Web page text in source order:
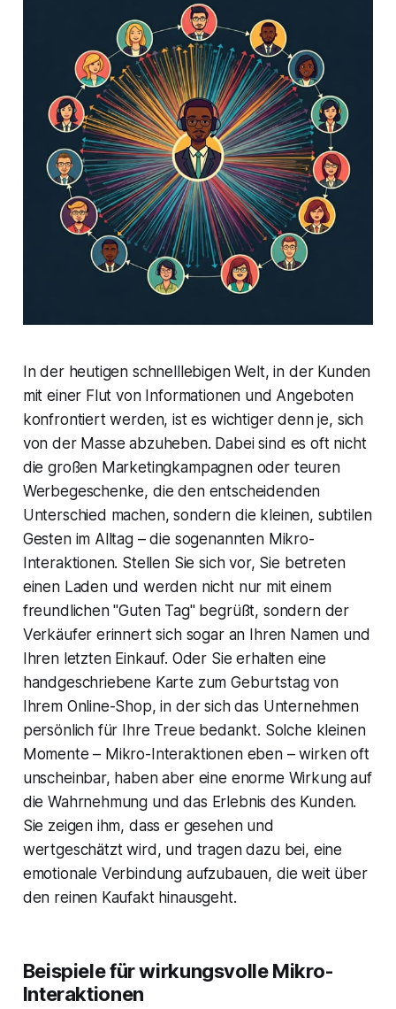
In der heutigen schnelllebigen Welt, in der Kunden
mit einer Flut von Informationen und Angeboten
konfrontiert werden, ist es wichtiger denn je, sich
von der Masse abzuheben. Dabei sind es oft nicht
die großen Marketingkampagnen oder teuren
Werbegeschenke, die den entscheidenden
Unterschied machen, sondern die kleinen, subtilen
Gesten im Alltag – die sogenannten Mikro-
Interaktionen. Stellen Sie sich vor, Sie betreten
einen Laden und werden nicht nur mit einem
freundlichen "Guten Tag" begrüßt, sondern der
Verkäufer erinnert sich sogar an Ihren Namen und
Ihren letzten Einkauf. Oder Sie erhalten eine
handgeschriebene Karte zum Geburtstag von
Ihrem Online-Shop, in der sich das Unternehmen
persönlich für Ihre Treue bedankt. Solche kleinen
Momente – Mikro-Interaktionen eben – wirken oft
unscheinbar, haben aber eine enorme Wirkung auf
die Wahrnehmung und das Erlebnis des Kunden.
Sie zeigen ihm, dass er gesehen und
wertgeschätzt wird, und tragen dazu bei, eine
emotionale Verbindung aufzubauen, die weit über
den reinen Kaufakt hinausgeht.
Beispiele für wirkungsvolle Mikro-
Interaktionen